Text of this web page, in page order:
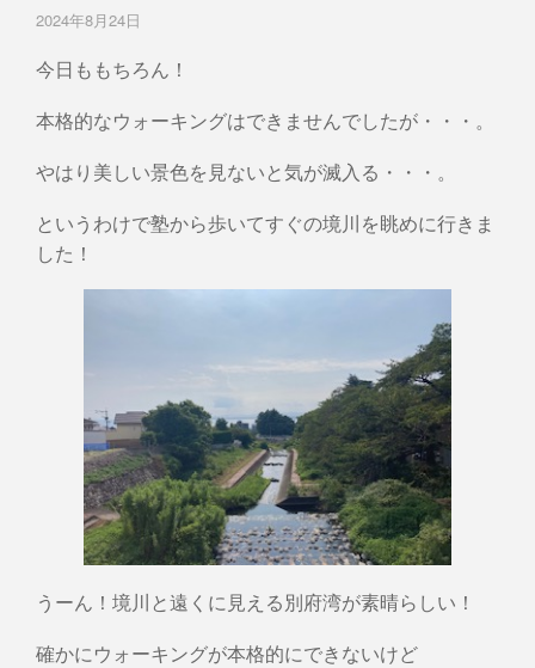
2024年8月24日
今日ももちろん！
本格的なウォーキングはできませんでしたが・・・。
やはり美しい景色を見ないと気が滅入る・・・。
というわけで塾から歩いてすぐの境川を眺めに行きま
した！
うーん！境川と遠くに見える別府湾が素晴らしい！
確かにウォーキングが本格的にできないけど